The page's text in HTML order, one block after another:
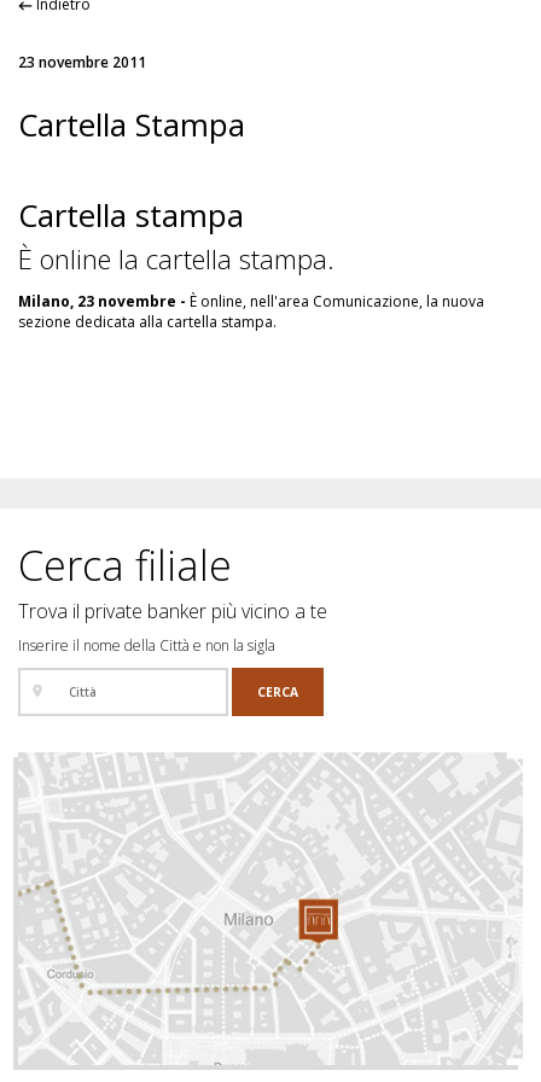
23 novembre 2011
Cartella Stampa
Cartella stampa
È online la cartella stampa.
Milano, 23 novembre - È online, nell'area Comunicazione, la nuova
sezione dedicata alla cartella stampa.
Cerca filiale
Trova il private banker più vicino a te
Inserire il nome della Città e non la sigla